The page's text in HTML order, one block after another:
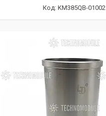
KM385QB-01002